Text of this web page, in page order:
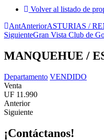
Volver al listado de
AntAnteriorASTURIAS /
SiguienteGran Vista Club de
MANQUEHUE /
Departamento VENDIDO
Venta
UF 11.990
Anterior
Siguiente
¡Contáctanos!